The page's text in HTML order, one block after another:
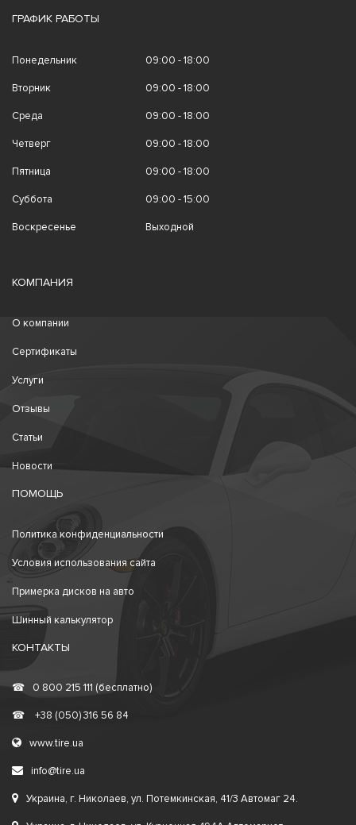
ГРАФИК РАБОТЫ
Понедельник 09:00 - 18:00
Вторник 09:00 - 18:00
Среда 09:00 - 18:00
Четверг 09:00 - 18:00
Пятница 09:00 - 18:00
Суббота 09:00 - 15:00
Воскресенье Выходной
КОМПАНИЯ
О компании
Сертификаты
Услуги
Отзывы
Статьи
Новости
ПОМОЩЬ
Политика конфиденциальности
Условия использования сайта
Примерка дисков на авто
Шинный калькулятор
КОНТАКТЫ
☎ 0 800 215 111 (бесплатно)
☎ +38 (050) 316 56 84
www.tire.ua
info@tire.ua
Украина, г. Николаев, ул. Потемкинская, 41/3 Автомаг 24.